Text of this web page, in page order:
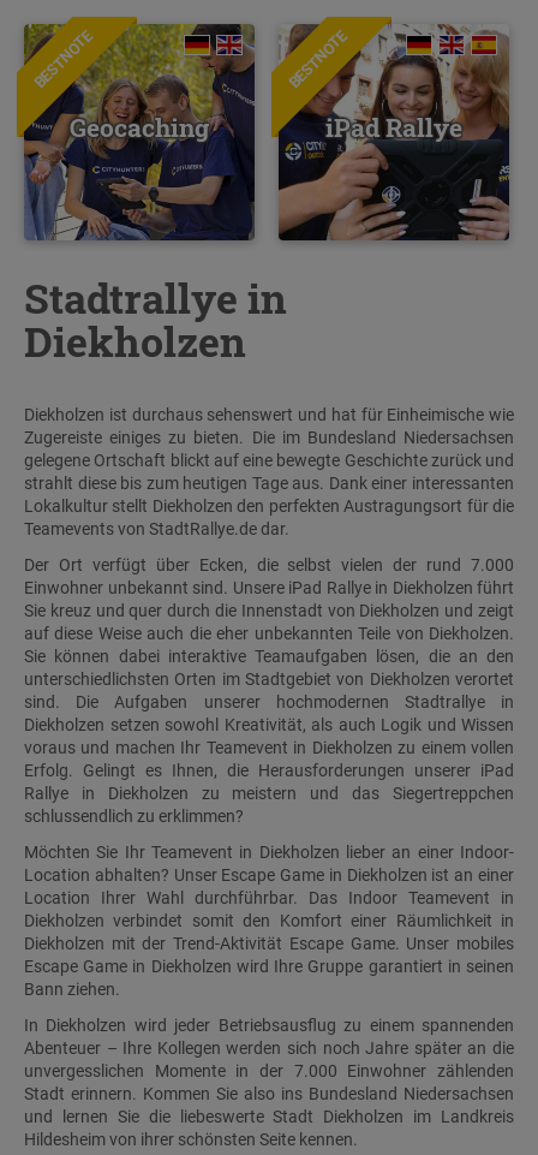
BESTNOTE
Geocaching
BESTNOTE
iPad Rallye
Stadtrallye in
Diekholzen
Diekholzen ist durchaus sehenswert und hat für Einheimische wie
Zugereiste einiges zu bieten. Die im Bundesland Niedersachsen
gelegene Ortschaft blickt auf eine bewegte Geschichte zurück und
strahlt diese bis zum heutigen Tage aus. Dank einer interessanten
Lokalkultur stellt Diekholzen den perfekten Austragungsort für die
Teamevents von StadtRallye.de dar.
Der Ort verfügt über Ecken, die selbst vielen der rund 7.000
Einwohner unbekannt sind. Unsere iPad Rallye in Diekholzen führt
Sie kreuz und quer durch die Innenstadt von Diekholzen und zeigt
auf diese Weise auch die eher unbekannten Teile von Diekholzen.
Sie können dabei interaktive Teamaufgaben lösen, die an den
unterschiedlichsten Orten im Stadtgebiet von Diekholzen verortet
sind. Die Aufgaben unserer hochmodernen Stadtrallye in
Diekholzen setzen sowohl Kreativität, als auch Logik und Wissen
voraus und machen Ihr Teamevent in Diekholzen zu einem vollen
Erfolg. Gelingt es Ihnen, die Herausforderungen unserer iPad
Rallye in Diekholzen zu meistern und das Siegertreppchen
schlussendlich zu erklimmen?
Möchten Sie Ihr Teamevent in Diekholzen lieber an einer Indoor-
Location abhalten? Unser Escape Game in Diekholzen ist an einer
Location Ihrer Wahl durchführbar. Das Indoor Teamevent in
Diekholzen verbindet somit den Komfort einer Räumlichkeit in
Diekholzen mit der Trend-Aktivität Escape Game. Unser mobiles
Escape Game in Diekholzen wird Ihre Gruppe garantiert in seinen
Bann ziehen.
In Diekholzen wird jeder Betriebsausflug zu einem spannenden
Abenteuer – Ihre Kollegen werden sich noch Jahre später an die
unvergesslichen Momente in der 7.000 Einwohner zählenden
Stadt erinnern. Kommen Sie also ins Bundesland Niedersachsen
und lernen Sie die liebeswerte Stadt Diekholzen im Landkreis
Hildesheim von ihrer schönsten Seite kennen.